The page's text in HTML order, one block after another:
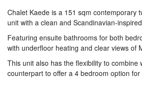
Chalet Kaede is a 151 sqm contemporary
unit with a clean and Scandinavian-
Featuring ensuite bathrooms for both
with underfloor heating and clear views of
This unit also has the flexibility to combine
counterpart to offer a 4 bedroom option